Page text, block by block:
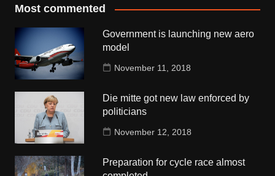
Most commented
Government is launching new aero
model
November 11, 2018
Die mitte got new law enforced by
politicians
November 12, 2018
Preparation for cycle race almost